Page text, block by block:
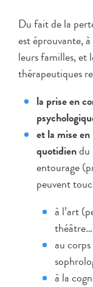
Du fait de la
est éprouvante,
leurs familles, et
thérapeutiques
la prise en
et la mise
quotidiendu
entourage
peuvent
à l’art
au
à la